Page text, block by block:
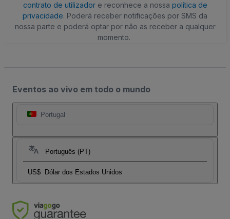
contrato de utilizadore reconhece a nossa política de
privacidade. Poderá receber notificações por SMS da
nossa parte e poderá optar por não as receber a qualquer
momento.
Eventos ao vivo em todo o mundo
Portugal
Português (PT)
US$ Dólar dos Estados Unidos